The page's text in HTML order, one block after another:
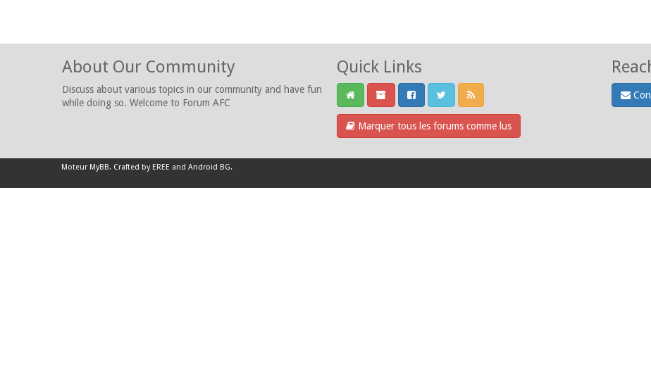
About Our Community
Discuss about various topics in our community and have fun
while doing so. Welcome to Forum AFC
Quick Links
Marquer tous les forums comme lus
Moteur MyBB. Crafted by EREE and Android BG.